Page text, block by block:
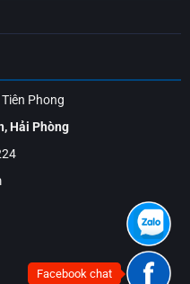
Phong
Hải Phòng
Facebook chat